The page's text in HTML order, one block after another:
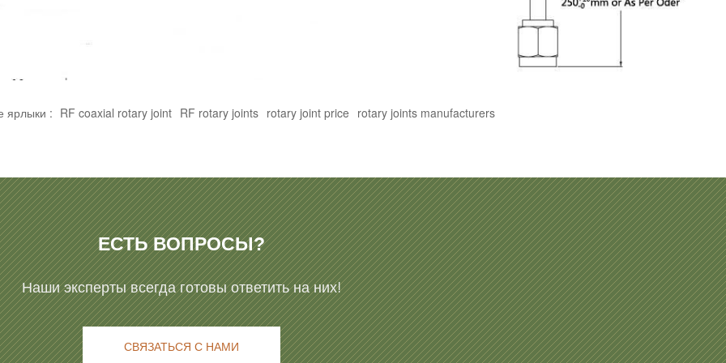
ярлыки : RF coaxial rotary joint RF rotary joints rotary joint price rotary joints manufacturers
ЕСТЬ ВОПРОСЫ?
Наши эксперты всегда готовы ответить на них!
СВЯЗАТЬСЯ С НАМИ